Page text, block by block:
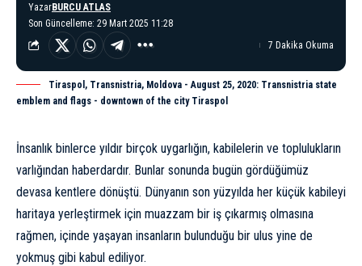
Son Güncelleme: 29 Mart 2025 11:28
YazarBURCU ATLAS
7 Dakika Okuma
Tiraspol, Transnistria, Moldova - August 25, 2020: Transnistria state
emblem and flags - downtown of the city Tiraspol
İnsanlık binlerce yıldır birçok uygarlığın, kabilelerin ve toplulukların
varlığından haberdardır. Bunlar sonunda bugün gördüğümüz
devasa kentlere dönüştü. Dünyanın son yüzyılda her küçük kabileyi
haritaya yerleştirmek için muazzam bir iş çıkarmış olmasına
rağmen, içinde yaşayan insanların bulunduğu bir ulus yine de
yokmuş gibi kabul ediliyor.